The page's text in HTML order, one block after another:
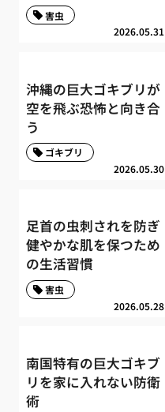
2026.05.31
害虫
沖縄の巨大ゴキブリが
空を飛ぶ恐怖と向き合
う
2026.05.30
ゴキブリ
足首の虫刺されを防ぎ
健やかな肌を保つため
の生活習慣
2026.05.28
害虫
南国特有の巨大ゴキブ
リを家に入れない防衛
術